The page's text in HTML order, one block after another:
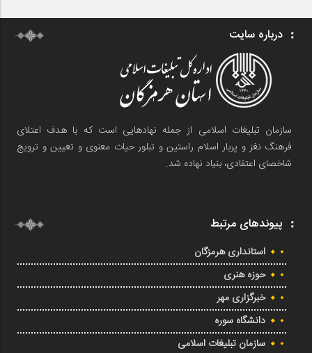
درباره سایت
سازمان تبلیغات اسلامی از جمله نهادهایی است که با هدف اعتلای
فرهنگ نغز و پربار اسلام راستین و تبلور حیات معنوی و تعیین و ترویج
شاخصای اعتقادی، بنیاد نهاده شد.
پیوندهای مرتبط
استانداری هرمزگان
حوزه هنری
خبرگزاری مهر
دانشگاه سوره
سازمان تبلیغات اسلامی